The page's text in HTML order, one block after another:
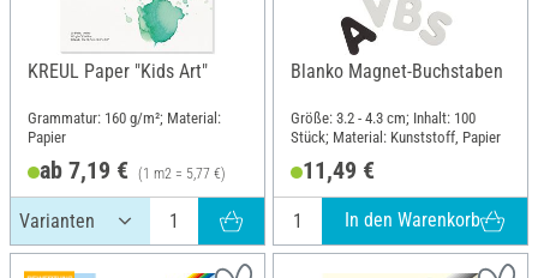
KREUL Paper "Kids Art"
Grammatur: 160 g/m²; Material:
Papier
ab 7,19 € (1 m2 = 5,77 €)
Blanko Magnet-Buchstaben
Größe: 3.2 - 4.3 cm; Inhalt: 100
Stück; Material: Kunststoff, Papier
11,49 €
In den Warenkorb